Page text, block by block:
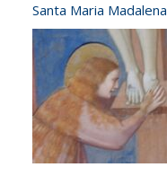
Santa Maria Madalena